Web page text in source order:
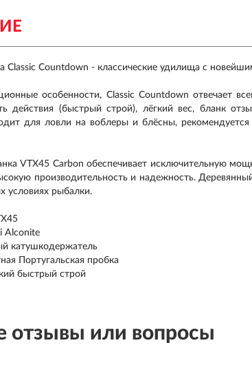
Classic Countdown - классические удилища с
особенности, Classic Countdown отвечает
действия (быстрый строй), лёгкий вес, бланк
для ловли на воблеры и блёсны,
VTX45 Carbon обеспечивает исключительную
производительность и надежность.
условиях рыбалки.
Alconite
катушкодержатель
Португальская пробка
быстрый строй
отзывы или вопросы